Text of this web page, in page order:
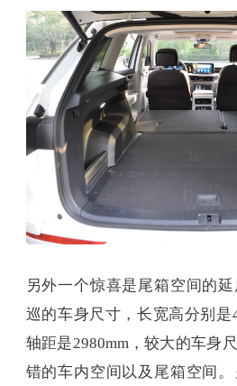
另外一个惊喜是尾箱空间的
巡的车身尺寸，长宽高分别是
轴距是2980mm，较大的车身
错的车内空间以及尾箱空间